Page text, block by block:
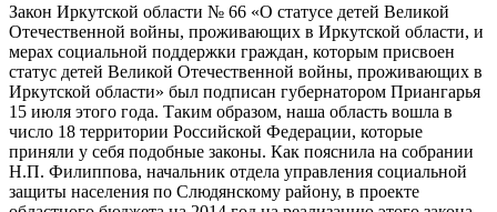
Закон Иркутской области № 66 «О статусе детей Великой
Отечественной войны, проживающих в Иркутской области, и
мерах социальной поддержки граждан, которым присвоен
статус детей Великой Отечественной войны, проживающих в
Иркутской области» был подписан губернатором Приангарья
15 июля этого года. Таким образом, наша область вошла в
число 18 территории Российской Федерации, которые
приняли у себя подобные законы. Как пояснила на собрании
Н.П. Филиппова, начальник отдела управления социальной
защиты населения по Слюдянскому району, в проекте